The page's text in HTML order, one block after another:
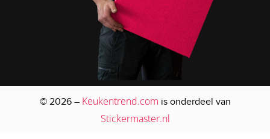
© 2026 – Keukentrend.com is onderdeel van
Stickermaster.nl